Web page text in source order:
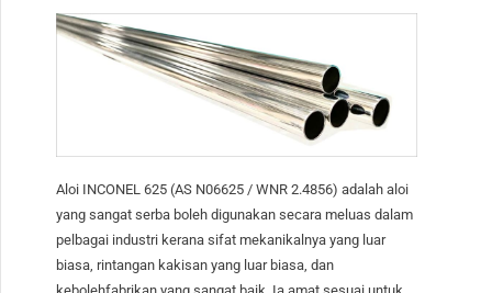
Aloi INCONEL 625 (AS N06625 / WNR 2.4856) adalah aloi
yang sangat serba boleh digunakan secara meluas dalam
pelbagai industri kerana sifat mekanikalnya yang luar
biasa, rintangan kakisan yang luar biasa, dan